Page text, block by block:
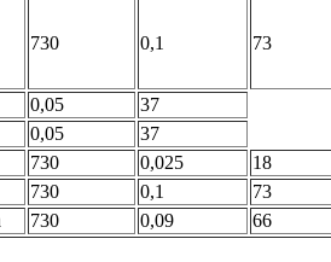
730 0,1 73
0,05
37
0,05
37
730 0,025
18
730 0,1
73
730 0,09 66